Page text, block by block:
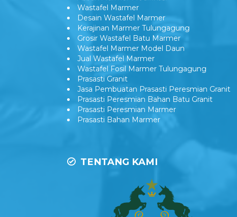
Wastafel Marmer
Desain Wastafel Marmer
Kerajinan Marmer Tulungagung
Grosir Wastafel Batu Marmer
Wastafel Marmer Model Daun
Jual Wastafel Marmer
Wastafel Fosil Marmer Tulungagung
Prasasti Granit
Jasa Pembuatan Prasasti Peresmian Granit
Prasasti Peresmian Bahan Batu Granit
Prasasti Peresmian Marmer
Prasasti Bahan Marmer
TENTANG KAMI